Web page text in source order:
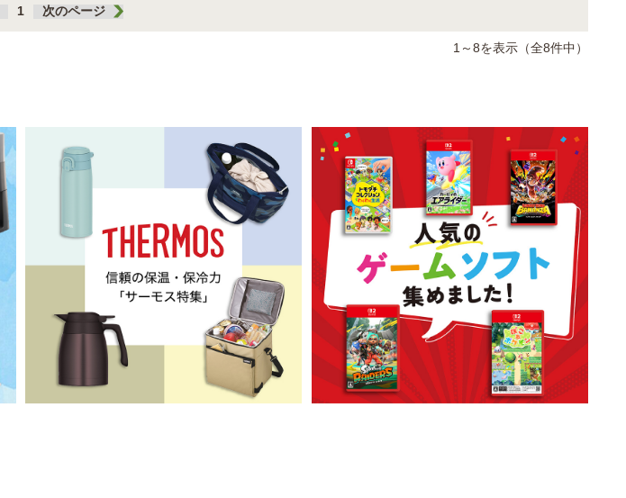
1 次のページ
1～8を表示（全8件中）